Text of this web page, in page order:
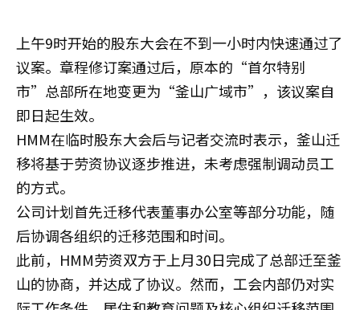
上午9时开始的股东大会在不到一小时内快速通过了
议案。章程修订案通过后，原本的“首尔特别
市”总部所在地变更为“釜山广域市”，该议案自
即日起生效。
HMM在临时股东大会后与记者交流时表示，釜山迁
移将基于劳资协议逐步推进，未考虑强制调动员工
的方式。
公司计划首先迁移代表董事办公室等部分功能，随
后协调各组织的迁移范围和时间。
此前，HMM劳资双方于上月30日完成了总部迁至釜
山的协商，并达成了协议。然而，工会内部仍对实